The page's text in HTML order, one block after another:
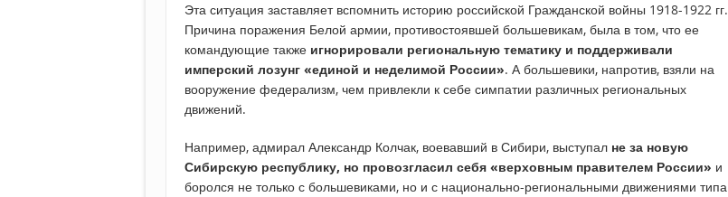
Эта ситуация заставляет вспомнить историю российской Гражданской войны 1918-1922 гг.
Причина поражения Белой армии, противостоявшей большевикам, была в том, что ее
командующие также игнорировали региональную тематику и поддерживали
имперский лозунг «единой и неделимой России». А большевики, напротив, взяли на
вооружение федерализм, чем привлекли к себе симпатии различных региональных
движений.
Например, адмирал Александр Колчак, воевавший в Сибири, выступал не за новую
Сибирскую республику, но провозгласил себя «верховным правителем России» и
боролся не только с большевиками, но и с национально-региональными движениями типа